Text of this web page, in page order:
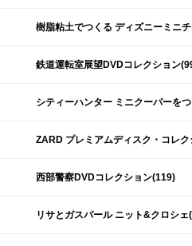
樹脂粘土でつくる ディズニーミニ
鉄道運転室展望DVDコレクション
シティーハンター ミニクーパーを
ZARD プレミアムディスク・コレ
西部警察DVDコレクション(119)
リサとガスパール ニット&クロシェ